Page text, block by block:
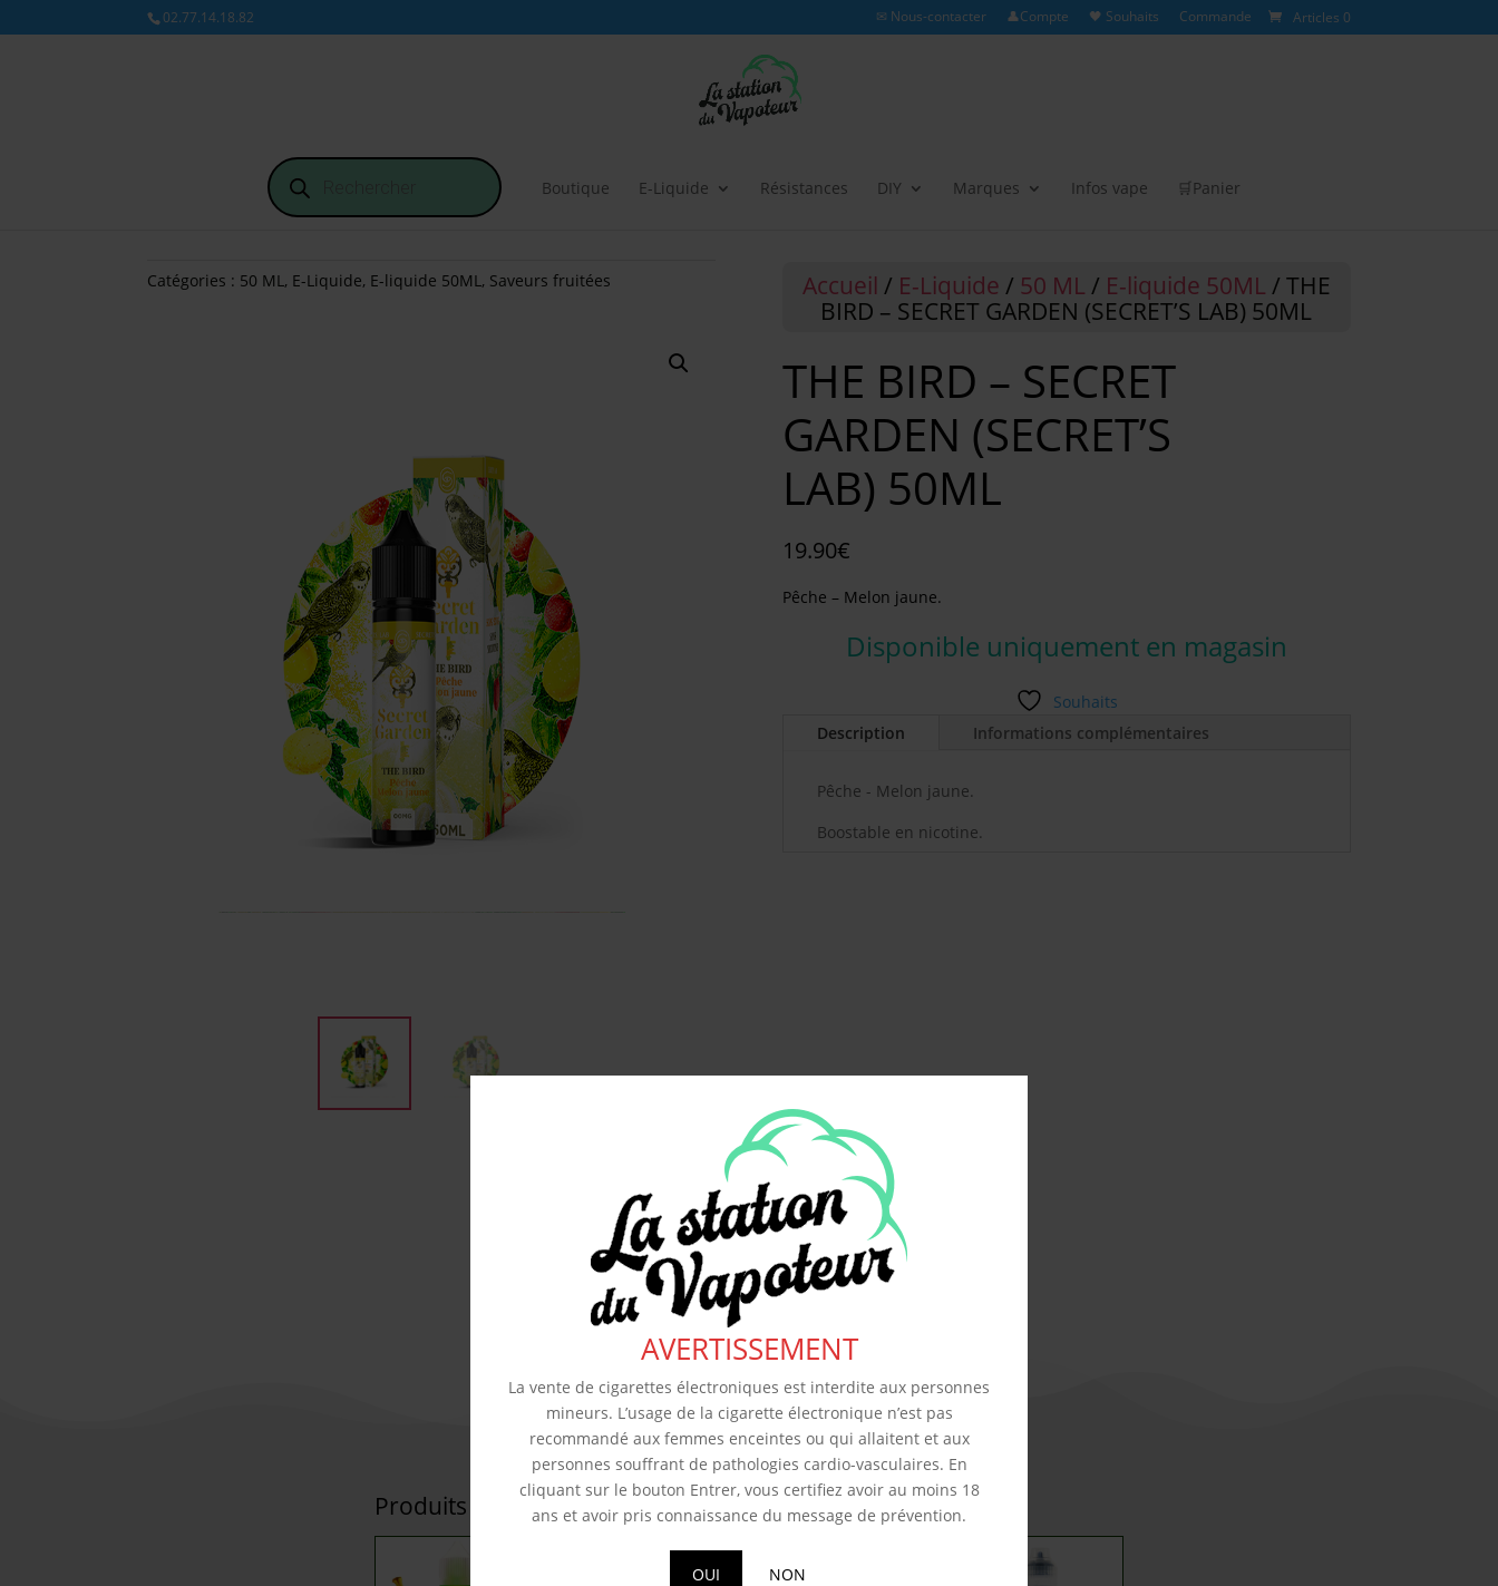
AVERTISSEMENT
La vente de cigarettes électroniques est interdite aux personnes
mineurs. L’usage de la cigarette électronique n’est pas
recommandé aux femmes enceintes ou qui allaitent et aux
personnes souffrant de pathologies cardio-vasculaires. En
cliquant sur le bouton Entrer, vous certifiez avoir au moins 18
ans et avoir pris connaissance du message de prévention.
OUI NON
02.77.14.18.82 ✉ Nous-contacter 👤Compte 🖤 Souhaits Commande Articles 0
Recherche
de
produits Boutique E-Liquide Résistances DIY Marques Infos vape 🛒Panier
Catégories : 50 ML, E-Liquide, E-liquide 50ML, Saveurs fruitées Accueil / E-Liquide / 50 ML / E-liquide 50ML / THE
BIRD – SECRET GARDEN (SECRET’S LAB) 50ML
THE BIRD – SECRET
GARDEN (SECRET’S
LAB) 50ML
19.90€
Pêche – Melon jaune.
Disponible uniquement en magasin
Souhaits
Description
Informations complémentaires
Pêche - Melon jaune.
Boostable en nicotine.
Produits similaires